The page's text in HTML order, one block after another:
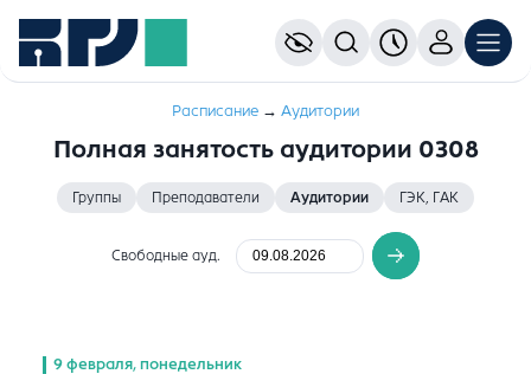
Расписание → Аудитории
Полная занятость аудитории 0308
Группы Преподаватели Аудитории ГЭК, ГАК
Свободные ауд.
9 февраля, понедельник